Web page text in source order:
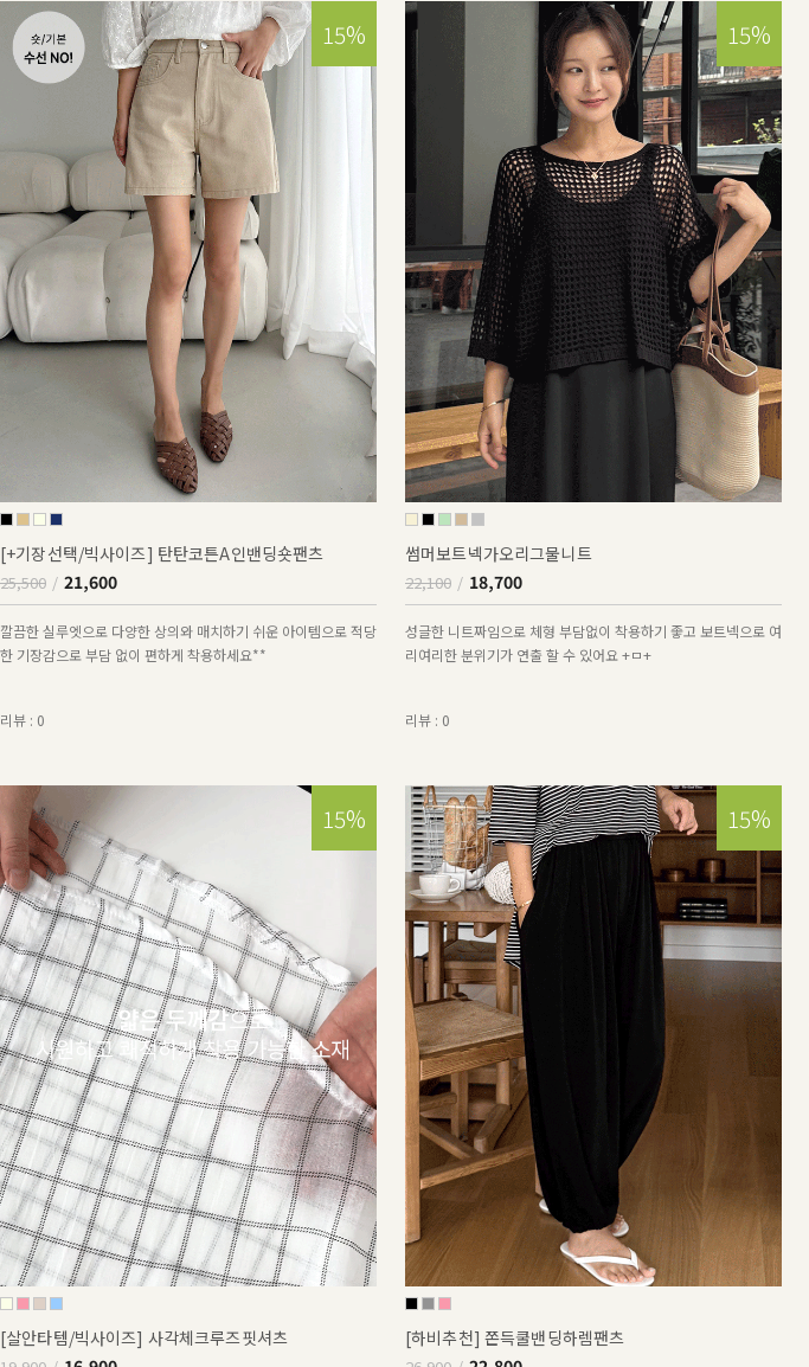
15%
[+기장선택/빅사이즈] 탄탄코튼A인밴딩숏팬츠
25,500 21,600
깔끔한 실루엣으로 다양한 상의와 매치하기 쉬운 아이템으로 적당
한 기장감으로 부담 없이 편하게 착용하세요**
리뷰 : 0
15%
썸머보트넥가오리그물니트
22,100 18,700
성글한 니트짜임으로 체형 부담없이 착용하기 좋고 보트넥으로 여
리여리한 분위기가 연출 할 수 있어요 +ㅁ+
리뷰 : 0
15%
[살안타템/빅사이즈] 사각체크루즈핏셔츠
15%
[하비추천] 쫀득쿨밴딩하렘팬츠